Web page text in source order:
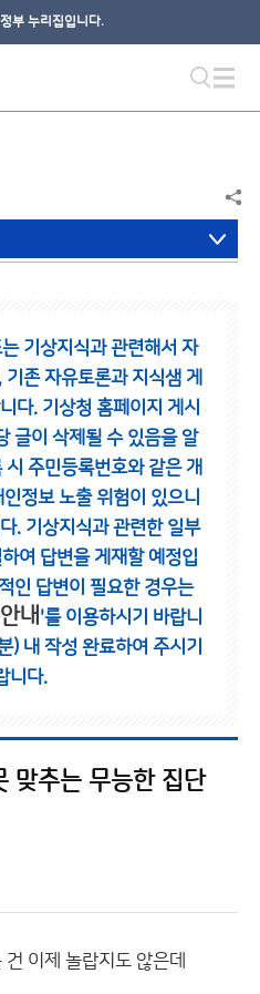
부 누리집입니다.
기상지식과 관련해서 자
기존 자유토론과 지식샘 게
다. 기상청 홈페이지 게시
글이 삭제될 수 있음을 알
시 주민등록번호와 같은 개
정보 노출 위험이 있으니
. 기상지식과 관련한 일부
여 답변을 게재할 예정입
인 답변이 필요한 경우는
내 '를 이용하시기 바랍니
) 내 작성 완료하여 주시기
니다.
맞추는 무능한 집단
이제 놀랍지도 않은데